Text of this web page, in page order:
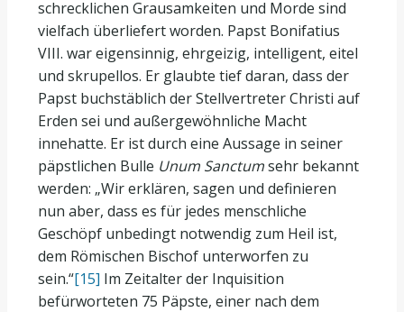
schrecklichen Grausamkeiten und Morde sind
vielfach überliefert worden. Papst Bonifatius
VIII. war eigensinnig, ehrgeizig, intelligent, eitel
und skrupellos. Er glaubte tief daran, dass der
Papst buchstäblich der Stellvertreter Christi auf
Erden sei und außergewöhnliche Macht
innehatte. Er ist durch eine Aussage in seiner
päpstlichen Bulle Unum Sanctumsehr bekannt
werden: „Wir erklären, sagen und definieren
nun aber, dass es für jedes menschliche
Geschöpf unbedingt notwendig zum Heil ist,
dem Römischen Bischof unterworfen zu
sein.“[15] Im Zeitalter der Inquisition
befürworteten 75 Päpste, einer nach dem